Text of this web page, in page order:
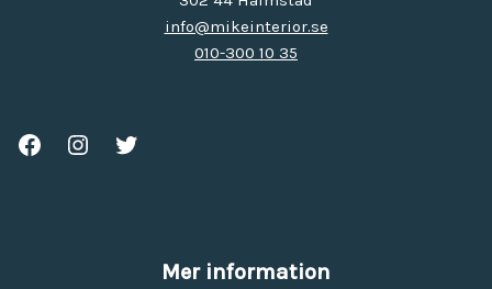
info@mikeinterior.se
010-300 10 35
Mer information